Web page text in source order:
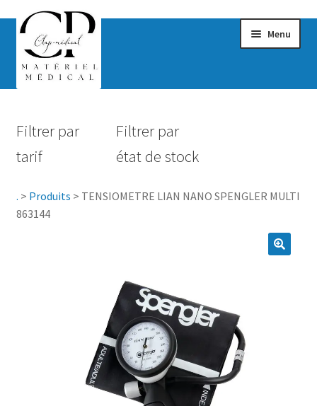
Menu
Hygiène
Vêtements & Chaussures
Filtrer par
tarif
Filtrer par
état de stock
. > Produits > TENSIOMETRE LIAN NANO SPENGLER MULTI
863144